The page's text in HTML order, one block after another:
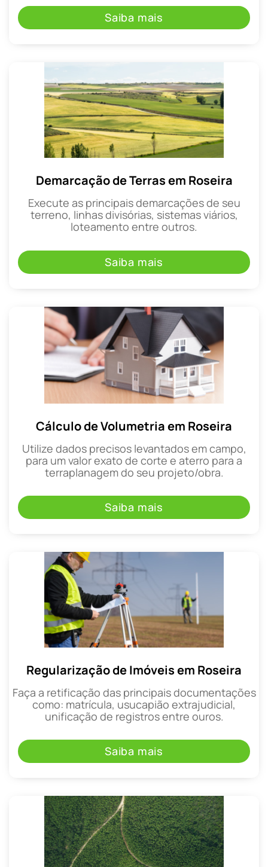
Saiba mais
Demarcação de Terras em Roseira
Execute as principais demarcações de seu
terreno, linhas divisórias, sistemas viários,
loteamento entre outros.
Saiba mais
Cálculo de Volumetria em Roseira
Utilize dados precisos levantados em campo,
para um valor exato de corte e aterro para a
terraplanagem do seu projeto/obra.
Saiba mais
Regularização de Imóveis em Roseira
Faça a retificação das principais documentações
como: matrícula, usucapião extrajudicial,
unificação de registros entre ouros.
Saiba mais